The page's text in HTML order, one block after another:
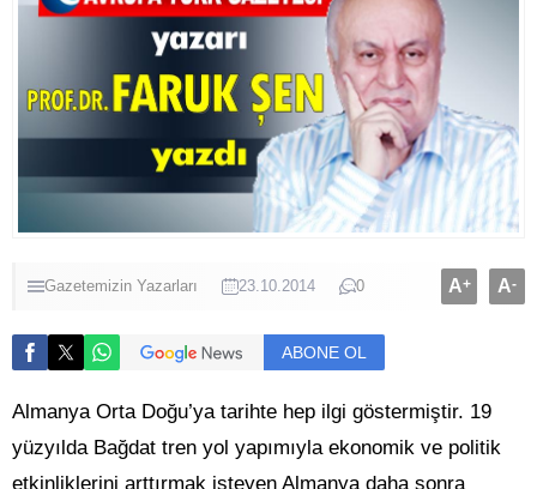
Gazetemizin Yazarları 23.10.2014 0 A+ A-
ABONE OL
Almanya Orta Doğu’ya tarihte hep ilgi göstermiştir. 19
yüzyılda Bağdat tren yol yapımıyla ekonomik ve politik
etkinliklerini arttırmak isteyen Almanya daha sonra